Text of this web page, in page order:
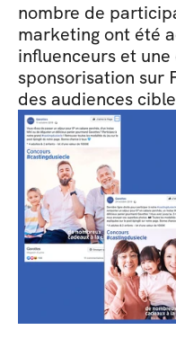
nombre de
marketing ont été
influenceurs et
sponsorisation sur
des audiences